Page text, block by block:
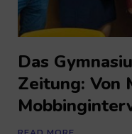
Das
Zeitung: Von